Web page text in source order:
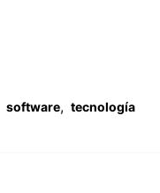
software, tecnología